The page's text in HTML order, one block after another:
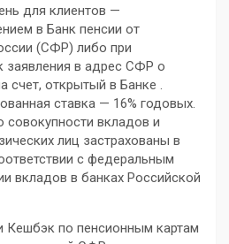
для клиентов —
в Банк пенсии от
(СФР) либо при
заявления в адрес СФР о
счет, открытый в Банке .
ставка — 16% годовых.
вкладов и
лиц застрахованы в
с федеральным
вкладов в банках Российской
Кешбэк по пенсионным картам